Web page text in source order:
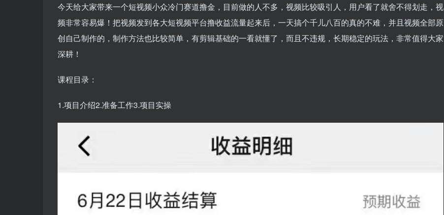
今天给大家带来一个短视频小众冷门赛道撸金，目前做的人不多，视频比较吸引人，用户看了就舍不得划走，视
频非常容易爆！把视频发到各大短视频平台撸收益流量起来后，一天搞个千儿八百的真的不难，并且视频全部原
创自己制作的，制作方法也比较简单，有剪辑基础的一看就懂了，而且不违规，长期稳定的玩法，非常值得大家
深耕！
课程目录：
1.项目介绍2.准备工作3.项目实操